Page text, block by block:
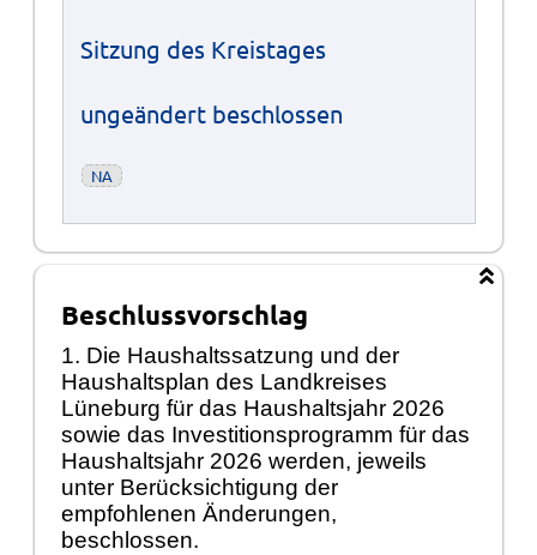
Sitzung des Kreistages
ungeändert beschlossen
NA
Beschlussvorschlag
1. Die Haushaltssatzung und der
Haushaltsplan des Landkreises
Lüneburg für das Haushaltsjahr 2026
sowie das Investitionsprogramm für das
Haushaltsjahr 2026 werden, jeweils
unter Berücksichtigung der
empfohlenen Änderungen,
beschlossen.